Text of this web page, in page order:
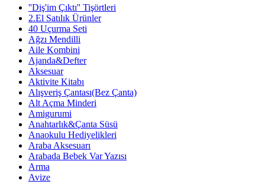
''Diş'im Çıktı'' Tişörtleri
2.El Satılık Ürünler
40 Uçurma Seti
Ağzı Mendilli
Aile Kombini
Ajanda&Defter
Aksesuar
Aktivite Kitabı
Alışveriş Çantası(Bez Çanta)
Alt Açma Minderi
Amigurumi
Anahtarlık&Çanta Süsü
Anaokulu Hediyelikleri
Araba Aksesuarı
Arabada Bebek Var Yazısı
Arma
Avize